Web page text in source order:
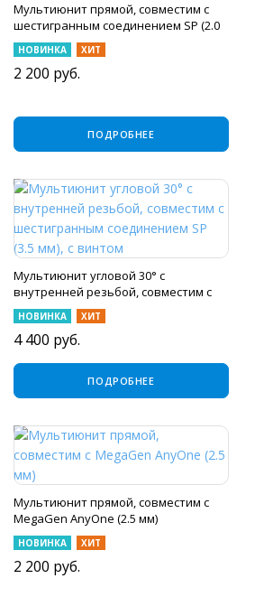
Мультиюнит прямой, совместим с
шестигранным соединением SP (2.0
мм)
НОВИНКА ХИТ
2 200 руб.
ПОДРОБНЕЕ
Мультиюнит угловой 30° с
внутренней резьбой, совместим с
шестигранным соединением SP (3.5
мм), с винтом
НОВИНКА ХИТ
4 400 руб.
ПОДРОБНЕЕ
Мультиюнит прямой, совместим с
MegaGen AnyOne (2.5 мм)
НОВИНКА ХИТ
2 200 руб.